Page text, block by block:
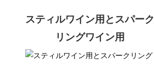
スティルワイン用とスパーク
リングワイン用